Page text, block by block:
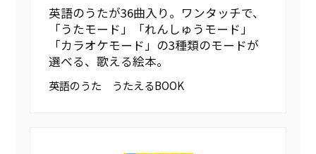
英語のうたが36曲入り。ワンタッチで、
「うたモード」「れんしゅうモード」
「カラオケモード」の3種類のモードが
選べる、歌える絵本。
英語のうた うたえるBOOK